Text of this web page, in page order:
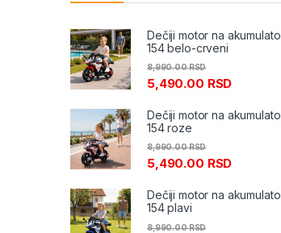
Dečiji motor na
154 belo-crveni
5,490.00 RSD
8,990.00RSD
Dečiji motor na
154 roze
5,490.00 RSD
8,990.00RSD
Dečiji motor na
154 plavi
8,990.00RSD